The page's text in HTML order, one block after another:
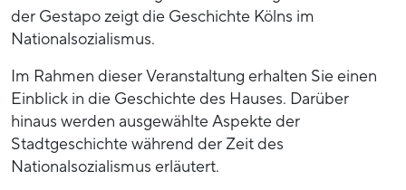
der Gestapo zeigt die Geschichte Kölns im
Nationalsozialismus.
Im Rahmen dieser Veranstaltung erhalten Sie einen
Einblick in die Geschichte des Hauses. Darüber
hinaus werden ausgewählte Aspekte der
Stadtgeschichte während der Zeit des
Nationalsozialismus erläutert.